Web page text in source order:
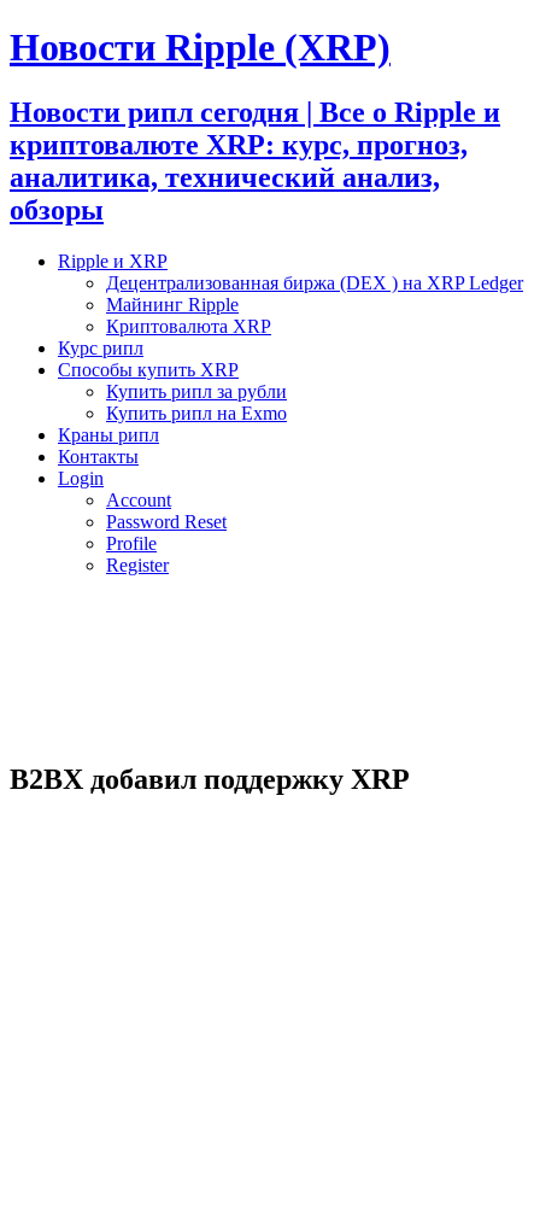
Новости Ripple (XRP)
Новости рипл сегодня | Все о Ripple и
криптовалюте XRP: курс, прогноз,
аналитика, технический анализ,
обзоры
Ripple и XRP
Децентрализованная биржа (DEX ) на XRP Ledger
Майнинг Ripple
Криптовалюта XRP
Курс рипл
Способы купить XRP
Купить рипл за рубли
Купить рипл на Exmo
Краны рипл
Контакты
Login
Account
Password Reset
Profile
Register
B2BX добавил поддержку XRP